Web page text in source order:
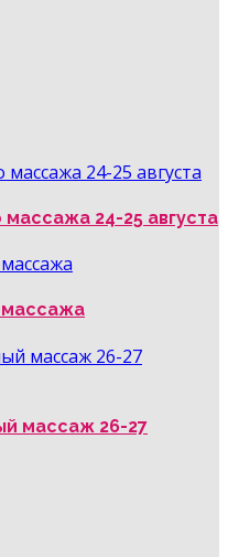
24-25 августа
массажа
массаж 26-27